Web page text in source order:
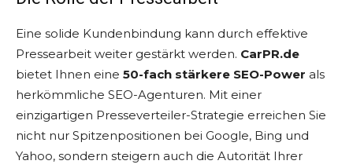
Eine solide Kundenbindung kann durch effektive
Pressearbeit weiter gestärkt werden. CarPR.de
bietet Ihnen eine 50-fach stärkere SEO-Power als
herkömmliche SEO-Agenturen. Mit einer
einzigartigen Presseverteiler-Strategie erreichen Sie
nicht nur Spitzenpositionen bei Google, Bing und
Yahoo, sondern steigern auch die Autorität Ihrer